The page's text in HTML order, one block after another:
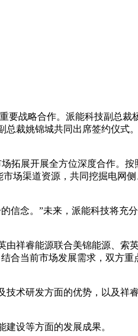
战略合作。派能科技副总裁
裁姚锦城共同出席签约仪式
拓展开展全方位深度合作。
场渠道资源，共同挖掘电网
信念。”未来，派能科技将充
祥睿能源联合美锦能源、索
合当前市场发展需求，双方
术研发方面的优势，以及祥
设等方面的发展成果。